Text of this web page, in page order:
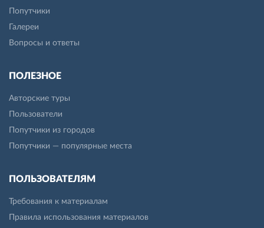
Попутчики
Галереи
Вопросы и ответы
ПОЛЕЗНОЕ
Авторские туры
Пользователи
Попутчики из городов
Попутчики — популярные места
ПОЛЬЗОВАТЕЛЯМ
Требования к материалам
Правила использования материалов